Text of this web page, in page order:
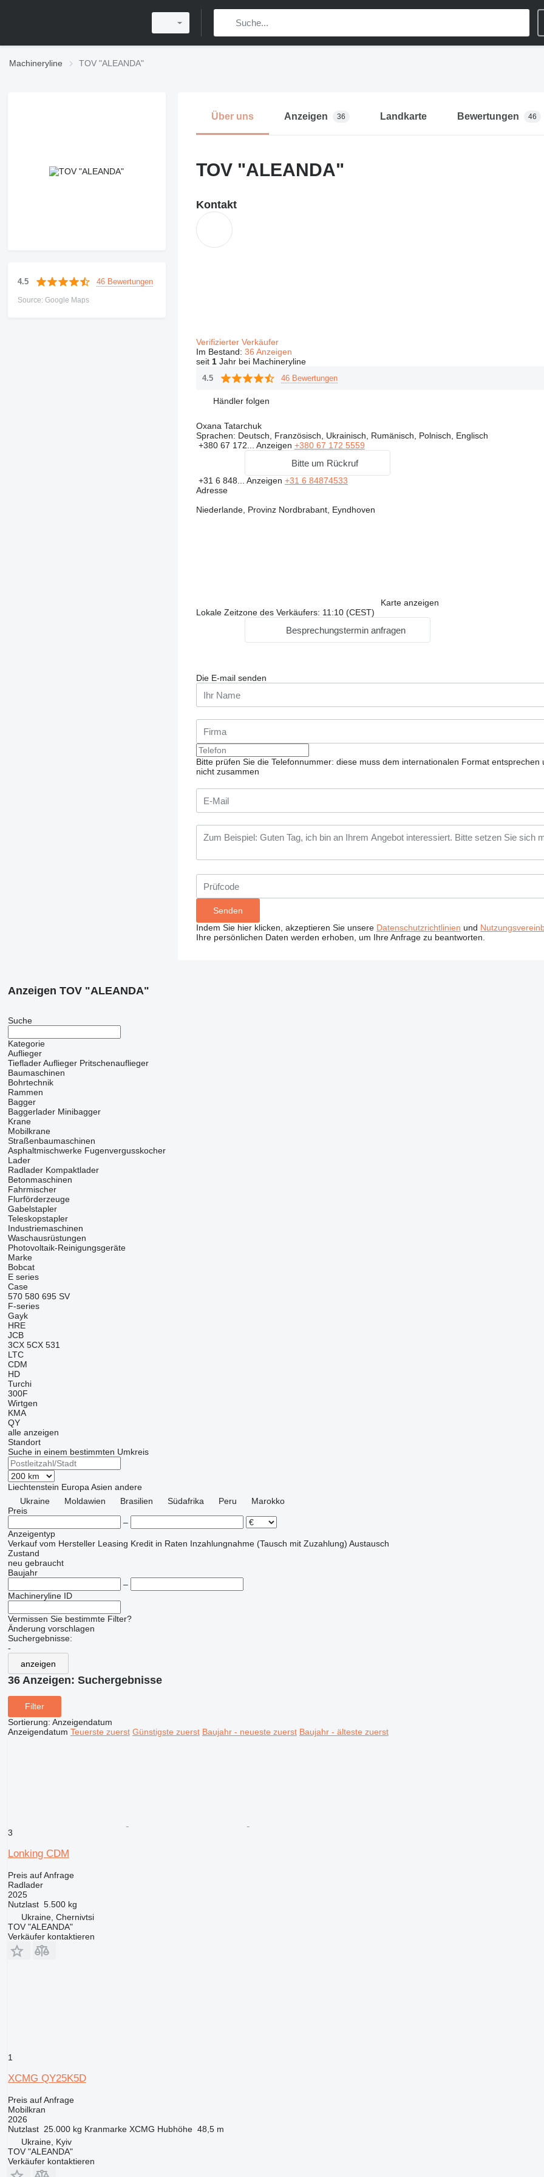
Machineryline TOV "ALEANDA"
4.5 46 Bewertungen
Source: Google Maps
Über uns Anzeigen 36 Landkarte Bewertungen 46
TOV "ALEANDA"
Kontakt
Verifizierter Verkäufer
Im Bestand: 36 Anzeigen
seit 1Jahr bei Machineryline
4.5 46 Bewertungen
Händler folgen
Oxana Tatarchuk
Sprachen: Deutsch, Französisch, Ukrainisch, Rumänisch, Polnisch, Englisch
+380 67 172... Anzeigen +380 67 172 5559
Bitte um Rückruf
+31 6 848... Anzeigen +31 6 84874533
Adresse
Niederlande, Provinz Nordbrabant, Eyndhoven
Karte anzeigen
Lokale Zeitzone des Verkäufers: 11:10 (CEST)
Besprechungstermin anfragen
Die E-mail senden
Bitte prüfen Sie die Telefonnummer: diese muss dem internationalen Format entsprechen
nicht zusammen
Indem Sie hier klicken, akzeptieren Sie unsere Datenschutzrichtlinien und
Ihre persönlichen Daten werden erhoben, um Ihre Anfrage zu beantworten.
Anzeigen TOV "ALEANDA"
Suche
Kategorie
Auflieger
Tieflader Auflieger Pritschenauflieger
Baumaschinen
Bohrtechnik
Rammen
Bagger
Baggerlader Minibagger
Krane
Mobilkrane
Straßenbaumaschinen
Asphaltmischwerke Fugenvergusskocher
Lader
Radlader Kompaktlader
Betonmaschinen
Fahrmischer
Flurförderzeuge
Gabelstapler
Teleskopstapler
Industriemaschinen
Waschausrüstungen
Photovoltaik-Reinigungsgeräte
Marke
Bobcat
E series
Case
570 580 695 SV
F-series
Gayk
HRE
JCB
3CX 5CX 531
LTC
CDM
HD
Turchi
300F
Wirtgen
KMA
QY
alle anzeigen
Standort
Suche in einem bestimmten Umkreis
Liechtenstein Europa Asien andere
Ukraine
Moldawien Brasilien Südafrika Peru
Marokko
Preis
–
Anzeigentyp
Verkauf vom Hersteller Leasing Kredit in Raten Inzahlungnahme (Tausch mit Zuzahlung) Austausch
Zustand
neu gebraucht
Baujahr
–
Machineryline ID
Vermissen Sie bestimmte Filter?
Änderung vorschlagen
Suchergebnisse:
-
anzeigen
36 Anzeigen: Suchergebnisse
Filter
Sortierung: Anzeigendatum
Anzeigendatum Teuerste zuerst Günstigste zuerst Baujahr - neueste zuerst Baujahr - älteste zuerst
3
Lonking CDM
Preis auf Anfrage
Radlader
2025
Nutzlast 5.500 kg
Ukraine, Chernivtsi
TOV "ALEANDA"
Verkäufer kontaktieren
1
XCMG QY25K5D
Preis auf Anfrage
Mobilkran
2026
Nutzlast 25.000 kg Kranmarke XCMG Hubhöhe 48,5 m
Ukraine, Kyiv
TOV "ALEANDA"
Verkäufer kontaktieren